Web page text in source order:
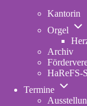
Kantorin
Orgel
Archiv
HaReFS-
Termine